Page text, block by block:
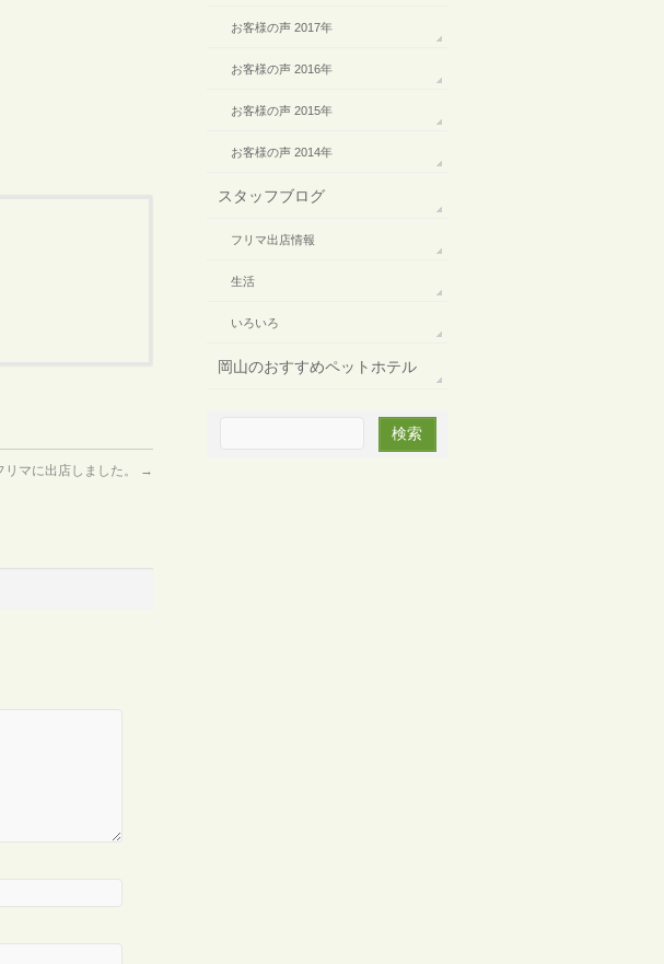
マに出店しました。 →
お客様の声 2017年
お客様の声 2016年
お客様の声 2015年
お客様の声 2014年
スタッフブログ
フリマ出店情報
生活
いろいろ
岡山のおすすめペットホテル